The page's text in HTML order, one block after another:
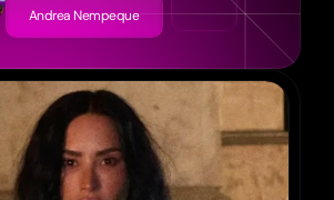
Andrea Nempeque